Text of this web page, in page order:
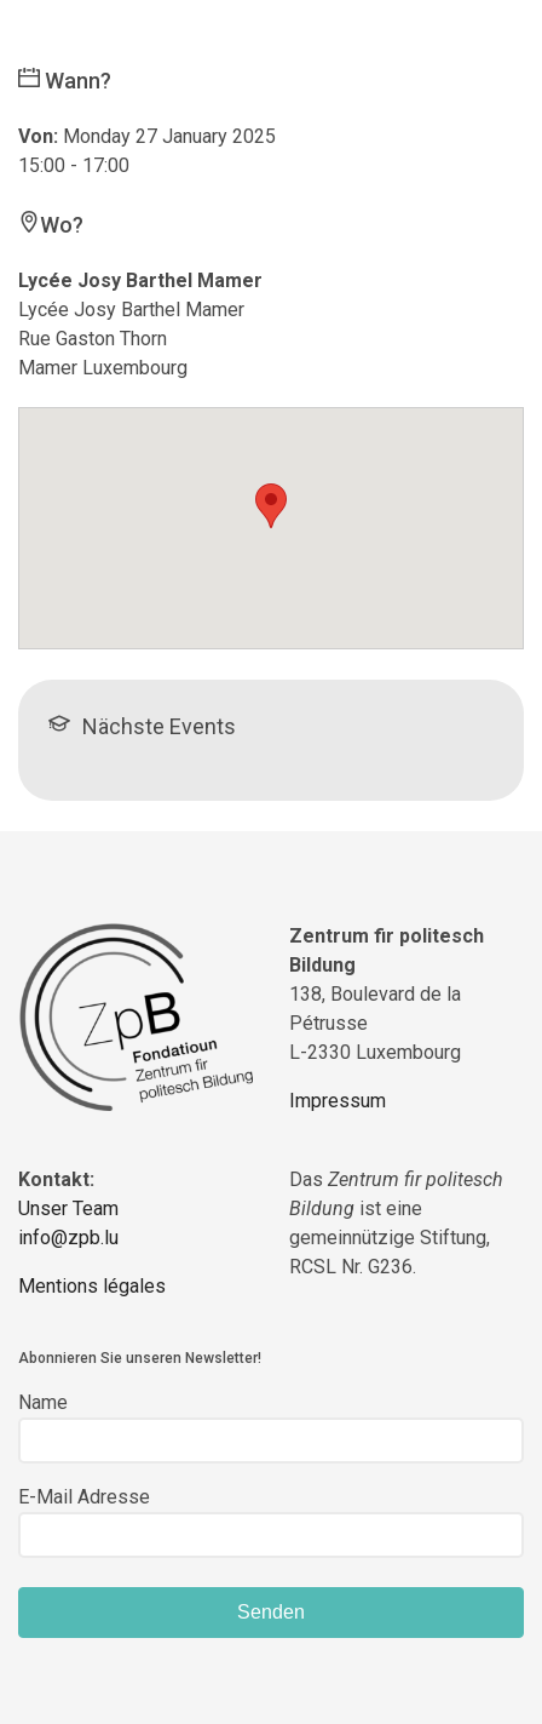
Wann?
Von: Monday 27 January 2025
15:00 - 17:00
Wo?
Lycée Josy Barthel Mamer
Lycée Josy Barthel Mamer
Rue Gaston Thorn
Mamer Luxembourg
Nächste Events
Zentrum fir politesch
Bildung
138, Boulevard de la
Pétrusse
L-2330 Luxembourg
Impressum
Kontakt:
Unser Team
info@zpb.lu
Mentions légales
Das Zentrum fir politesch
Bildung ist eine
gemeinnützige Stiftung,
RCSL Nr. G236.
Abonnieren Sie unseren Newsletter!
Name
E-Mail Adresse
Senden